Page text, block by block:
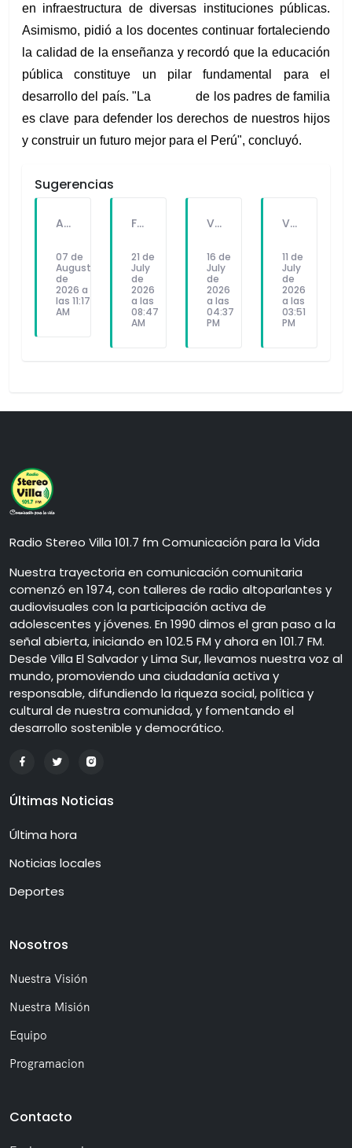
en infraestructura de diversas instituciones públicas.
Asimismo, pidió a los docentes continuar fortaleciendo
la calidad de la enseñanza y recordó que la educación
pública constituye un pilar fundamental para el
desarrollo del país. "La             de los padres de familia
es clave para defender los derechos de nuestros hijos
y construir un futuro mejor para el Perú", concluyó.
Sugerencias
A PEDIDO DEL PÚBLICO: "SEX Y DINERO" EL NUEVO SINGLE DE FATKINGBULLA
07 de
August
de
2026 a
las 11:17
AM
FALLECE FORTUNATO CHUQUITAYPE ANDRADE, “EL CHOLO”, REFERENTE DE LA SOLIDARIDAD Y LA CULTURA EN VILLA EL SALVADOR
21 de
July
de
2026
a las
08:47
AM
VILLA EL SALVADOR RECIBE A ANA CORREA PARA PRESENTAR LIBRO SOBRE MEMORIA, TEATRO Y RESISTENCIA DURANTE EL CONFLICTO ARMADO INTERNO.
16 de
July
de
2026
a las
04:37
PM
VILLA EL SALVADOR: EL ALCALDE GUIDO IÑIGO PERALTA PRIORIZÓ CONCIERTO DE SOMOS PERÚ Y NO ASISTIÓ AL DESFILE ESCOLAR CÍVICO CULTURAL 2026
11 de
July
de
2026
a las
03:51
PM
Radio Stereo Villa 101.7 fm Comunicación para la Vida
Nuestra trayectoria en comunicación comunitaria
comenzó en 1974, con talleres de radio altoparlantes y
audiovisuales con la participación activa de
adolescentes y jóvenes. En 1990 dimos el gran paso a la
señal abierta, iniciando en 102.5 FM y ahora en 101.7 FM.
Desde Villa El Salvador y Lima Sur, llevamos nuestra voz al
mundo, promoviendo una ciudadanía activa y
responsable, difundiendo la riqueza social, política y
cultural de nuestra comunidad, y fomentando el
desarrollo sostenible y democrático.
Últimas Noticias
Última hora
Noticias locales
Deportes
Nosotros
Nuestra Visión
Nuestra Misión
Equipo
Programacion
Contacto